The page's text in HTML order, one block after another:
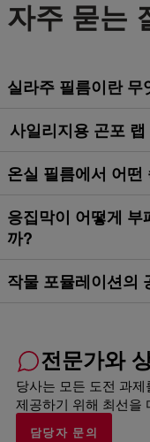
자주 묻는
실라주 필름이란
사일리지용 곤포
온실 필름에서 어
응집막이 어떻게 부
까?
작물 포뮬레이션의
전문가와
당사는 모든 도전 과
제공하기 위해 최선을
담당자 문의